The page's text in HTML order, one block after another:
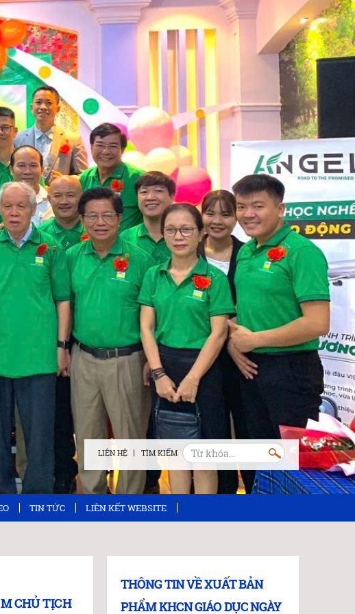
LIÊN HỆ
TIN TỨC LIÊN KẾT WEBSITE
CHỦ TỊCH
THÔNG TIN VỀ XUẤT BẢN
PHẨM KHCN GIÁO DỤC NGÀY